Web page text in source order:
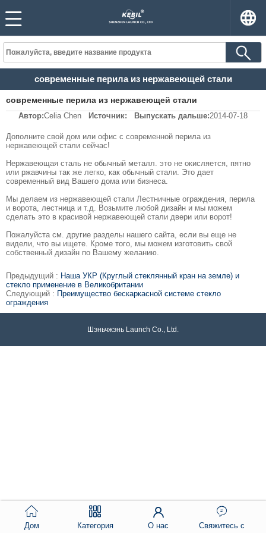
современные перила из нержавеющей стали
современные перила из нержавеющей стали
Автор:Celia Chen Источник: Выпускать дальше:2014-07-18
Дополните свой дом или офис с современной перила из
нержавеющей стали сейчас!
Нержавеющая сталь не обычный металл. это не окисляется, пятно
или ржавчины так же легко, как обычный стали. Это дает
современный вид Вашего дома или бизнеса.
Мы делаем из нержавеющей стали Лестничные ограждения, перила
и ворота, лестница и т.д. Возьмите любой дизайн и мы можем
сделать это в красивой нержавеющей стали двери или ворот!
Пожалуйста см. другие разделы нашего сайта, если вы еще не
видели, что вы ищете. Кроме того, мы можем изготовить свой
собственный дизайн по Вашему желанию.
Предыдущий : Наша УКР (Круглый стеклянный кран на земле) и
стекло применение в Великобритании
Следующий : Преимущество бескаркасной системе стекло
ограждения
Шэньчжэнь Launch Co., Ltd.
Дом Категория О нас
Свяжитесь с